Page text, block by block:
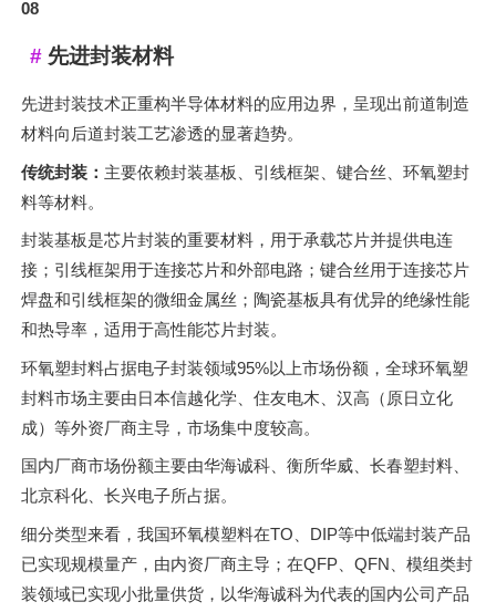
08
先进封装材料
先进封装技术正重构半导体材料的应用边界，呈现出前道制造
材料向后道封装工艺渗透的显著趋势。
传统封装： 主要依赖封装基板、引线框架、键合丝、环氧塑封
料等材料。
封装基板是芯片封装的重要材料，用于承载芯片并提供电连
接；引线框架用于连接芯片和外部电路；键合丝用于连接芯片
焊盘和引线框架的微细金属丝；陶瓷基板具有优异的绝缘性能
和热导率，适用于高性能芯片封装。
环氧塑封料占据电子封装领域95%以上市场份额，全球环氧塑
封料市场主要由日本信越化学、住友电木、汉高（原日立化
成）等外资厂商主导，市场集中度较高。
国内厂商市场份额主要由华海诚科、衡所华威、长春塑封料、
北京科化、长兴电子所占据。
细分类型来看，我国环氧模塑料在TO、DIP等中低端封装产品
已实现规模量产，由内资厂商主导；在QFP、QFN、模组类封
装领域已实现小批量供货，以华海诚科为代表的国内公司产品